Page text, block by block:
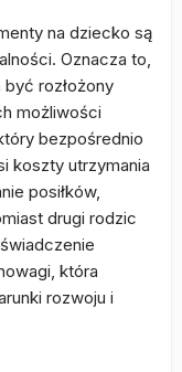
na dziecko są
Oznacza to,
rozłożony
możliwości
bezpośrednio
koszty utrzymania
posiłków,
drugi rodzic
która
rozwoju i